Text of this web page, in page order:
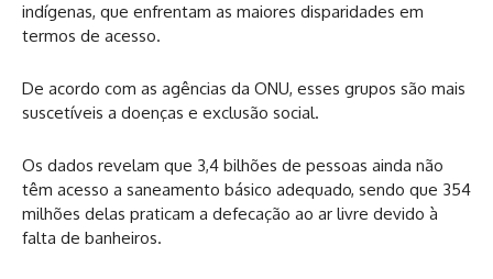
indígenas, que enfrentam as maiores disparidades em
termos de acesso.
De acordo com as agências da ONU, esses grupos são mais
suscetíveis a doenças e exclusão social.
Os dados revelam que 3,4 bilhões de pessoas ainda não
têm acesso a saneamento básico adequado, sendo que 354
milhões delas praticam a defecação ao ar livre devido à
falta de banheiros.